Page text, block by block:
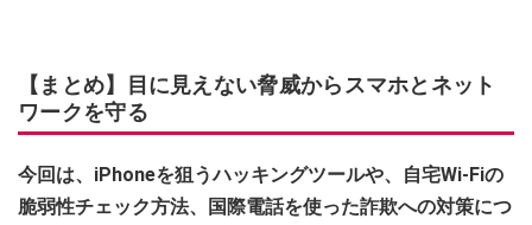
【まとめ】目に見えない脅威からスマホとネット
ワークを守る
今回は、iPhoneを狙うハッキングツールや、自宅Wi-Fiの
脆弱性チェック方法、国際電話を使った詐欺への対策につ